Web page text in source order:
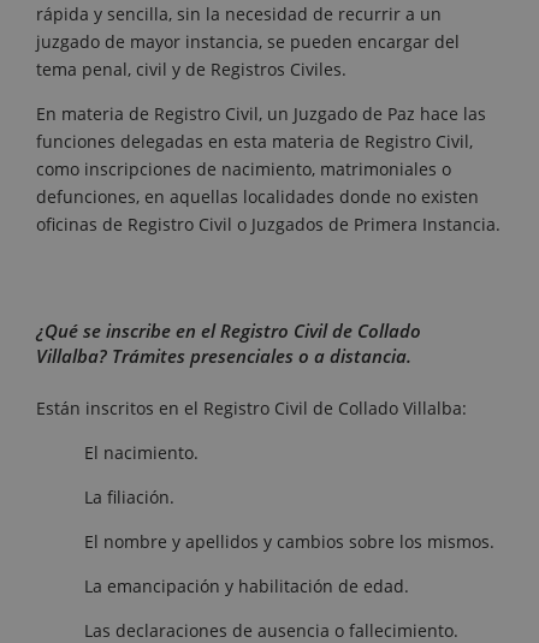
rápida y sencilla, sin la necesidad de recurrir a un
juzgado de mayor instancia, se pueden encargar del
tema penal, civil y de Registros Civiles.
En materia de Registro Civil, un Juzgado de Paz hace las
funciones delegadas en esta materia de Registro Civil,
como inscripciones de nacimiento, matrimoniales o
defunciones, en aquellas localidades donde no existen
oficinas de Registro Civil o Juzgados de Primera Instancia.
¿Qué se inscribe en el Registro Civil de Collado
Villalba? Trámites presenciales o a distancia.
Están inscritos en el Registro Civil de Collado Villalba:
El nacimiento.
La filiación.
El nombre y apellidos y cambios sobre los mismos.
La emancipación y habilitación de edad.
Las declaraciones de ausencia o fallecimiento.